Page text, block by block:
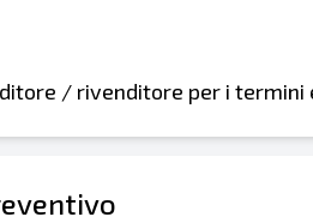
/ rivenditore per i termini